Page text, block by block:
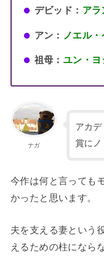
デビッド： アラ
アン： ノエル
祖母： ユン・ヨ
ナガ
アカ
賞にノ
今作は何と言っても
かったと思います。
夫を支える妻という
えるための柱になら